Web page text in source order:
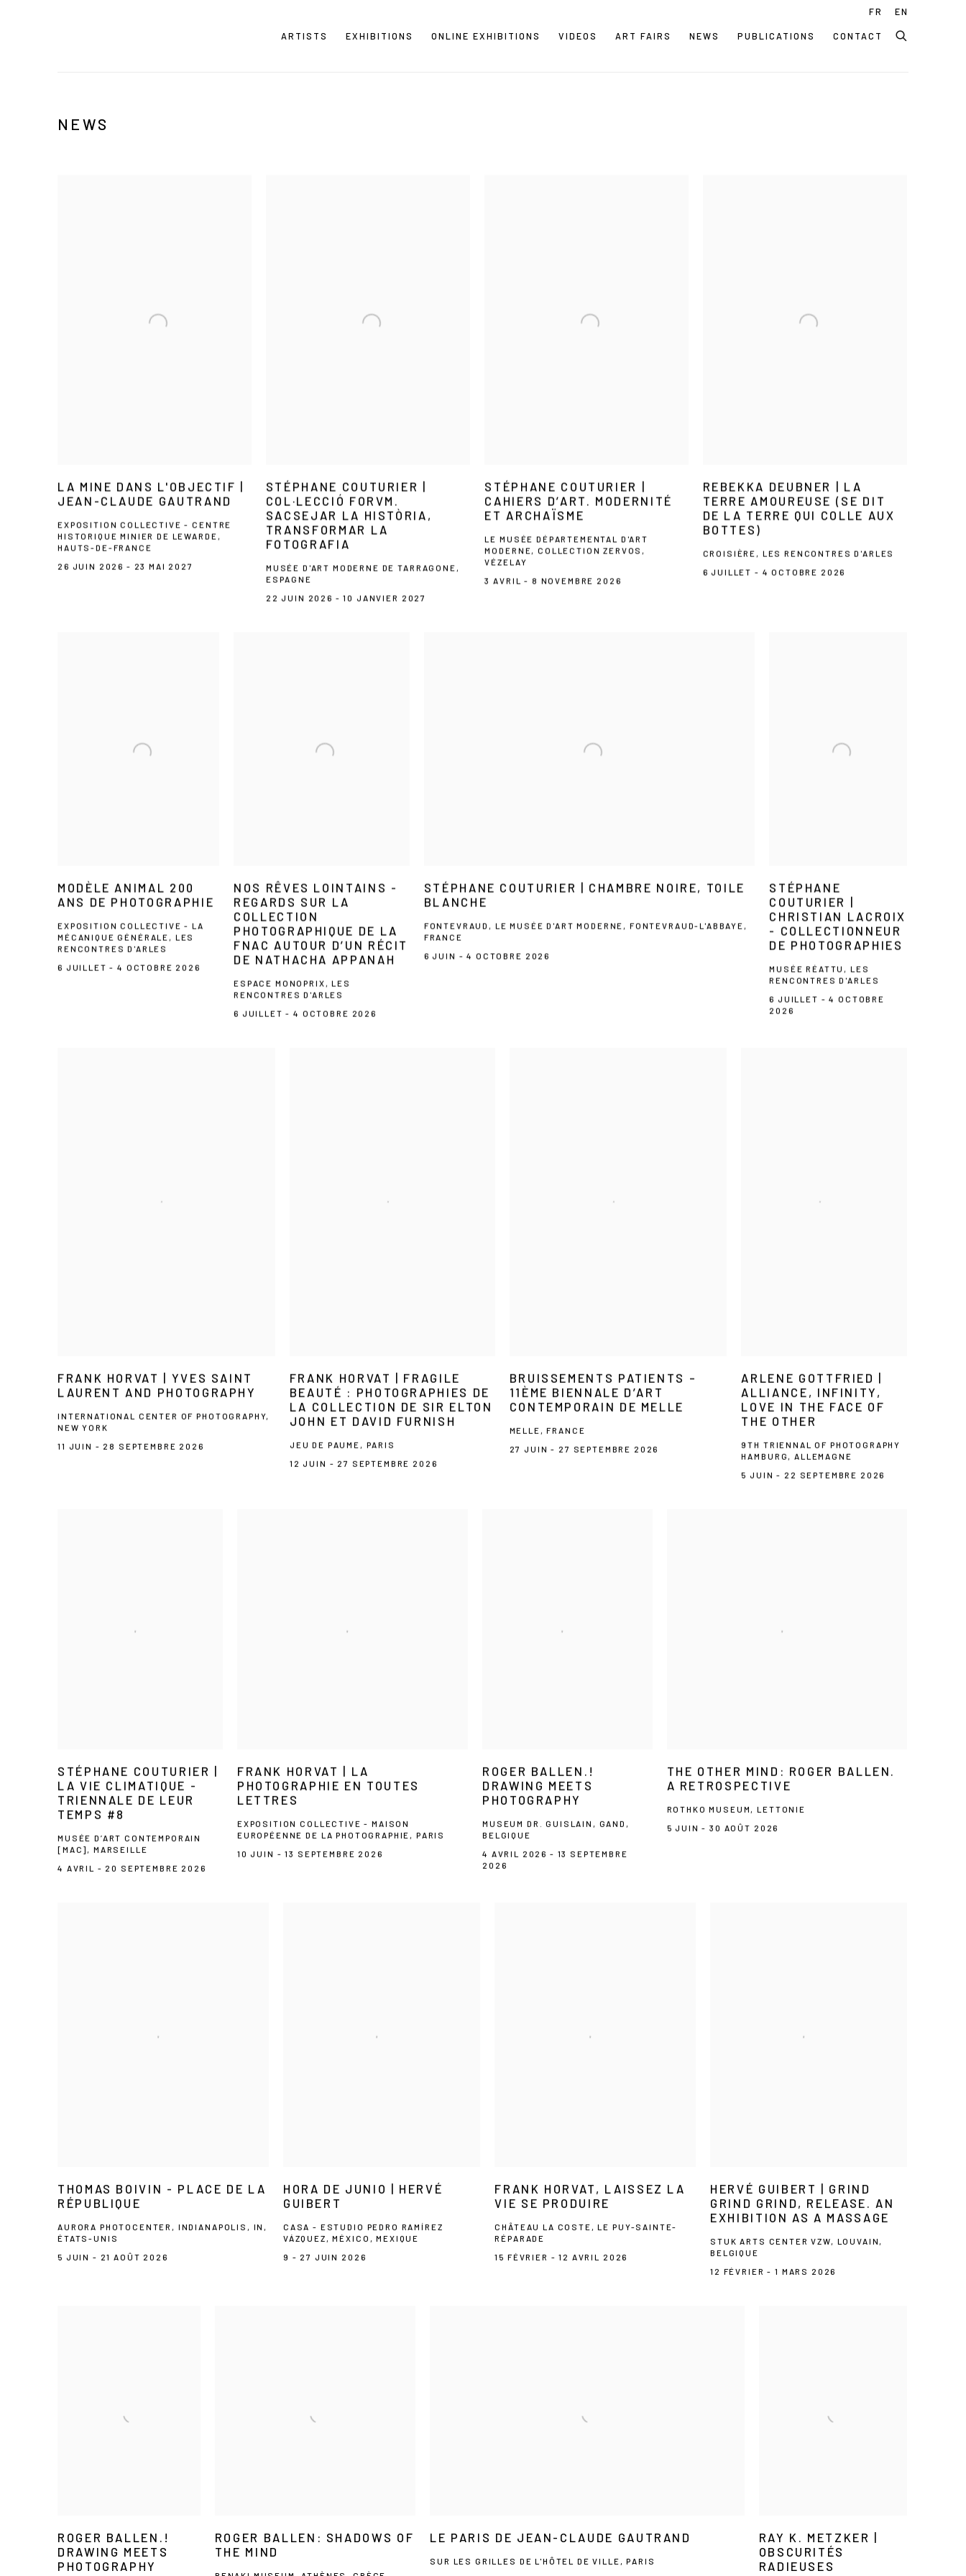
ARTISTS EXHIBITIONS ONLINE EXHIBITIONS VIDEOS ART FAIRS NEWS PUBLICATIONS CONTACT
FR EN
NEWS
LA MINE DANS L'OBJECTIF |
JEAN-CLAUDE GAUTRAND
EXPOSITION COLLECTIVE - CENTRE
HISTORIQUE MINIER DE LEWARDE,
HAUTS-DE-FRANCE
26 JUIN 2026 - 23 MAI 2027
STÉPHANE COUTURIER |
COL·LECCIÓ FORVM.
SACSEJAR LA HISTÒRIA,
TRANSFORMAR LA
FOTOGRAFIA
MUSÉE D'ART MODERNE DE TARRAGONE,
ESPAGNE
22 JUIN 2026 - 10 JANVIER 2027
STÉPHANE COUTURIER |
CAHIERS D’ART. MODERNITÉ
ET ARCHAÏSME
LE MUSÉE DÉPARTEMENTAL D'ART
MODERNE, COLLECTION ZERVOS,
VÉZELAY
3 AVRIL - 8 NOVEMBRE 2026
REBEKKA DEUBNER | LA
TERRE AMOUREUSE (SE DIT
DE LA TERRE QUI COLLE AUX
BOTTES)
CROISIÈRE, LES RENCONTRES D'ARLES
6 JUILLET - 4 OCTOBRE 2026
MODÈLE ANIMAL 200
ANS DE PHOTOGRAPHIE
EXPOSITION COLLECTIVE - LA
MÉCANIQUE GÉNÉRALE, LES
RENCONTRES D'ARLES
6 JUILLET - 4 OCTOBRE 2026
NOS RÊVES LOINTAINS -
REGARDS SUR LA
COLLECTION
PHOTOGRAPHIQUE DE LA
FNAC AUTOUR D’UN RÉCIT
DE NATHACHA APPANAH
ESPACE MONOPRIX, LES
RENCONTRES D'ARLES
6 JUILLET - 4 OCTOBRE 2026
STÉPHANE COUTURIER | CHAMBRE NOIRE, TOILE
BLANCHE
FONTEVRAUD, LE MUSÉE D'ART MODERNE, FONTEVRAUD-L'ABBAYE,
FRANCE
6 JUIN - 4 OCTOBRE 2026
STÉPHANE
COUTURIER |
CHRISTIAN LACROIX
- COLLECTIONNEUR
DE PHOTOGRAPHIES
MUSÉE RÉATTU, LES
RENCONTRES D'ARLES
6 JUILLET - 4 OCTOBRE
2026
FRANK HORVAT | YVES SAINT
LAURENT AND PHOTOGRAPHY
INTERNATIONAL CENTER OF PHOTOGRAPHY,
NEW YORK
11 JUIN - 28 SEPTEMBRE 2026
FRANK HORVAT | FRAGILE
BEAUTÉ : PHOTOGRAPHIES DE
LA COLLECTION DE SIR ELTON
JOHN ET DAVID FURNISH
JEU DE PAUME, PARIS
12 JUIN - 27 SEPTEMBRE 2026
BRUISSEMENTS PATIENTS –
11ÈME BIENNALE D’ART
CONTEMPORAIN DE MELLE
MELLE, FRANCE
27 JUIN - 27 SEPTEMBRE 2026
ARLENE GOTTFRIED |
ALLIANCE, INFINITY,
LOVE IN THE FACE OF
THE OTHER
9TH TRIENNAL OF PHOTOGRAPHY
HAMBURG, ALLEMAGNE
5 JUIN - 22 SEPTEMBRE 2026
STÉPHANE COUTURIER |
LA VIE CLIMATIQUE -
TRIENNALE DE LEUR
TEMPS #8
MUSÉE D’ART CONTEMPORAIN
[MAC], MARSEILLE
4 AVRIL - 20 SEPTEMBRE 2026
FRANK HORVAT | LA
PHOTOGRAPHIE EN TOUTES
LETTRES
EXPOSITION COLLECTIVE - MAISON
EUROPÉENNE DE LA PHOTOGRAPHIE, PARIS
10 JUIN - 13 SEPTEMBRE 2026
ROGER BALLEN.!
DRAWING MEETS
PHOTOGRAPHY
MUSEUM DR. GUISLAIN, GAND,
BELGIQUE
4 AVRIL 2026 - 13 SEPTEMBRE
2026
THE OTHER MIND: ROGER BALLEN.
A RETROSPECTIVE
ROTHKO MUSEUM, LETTONIE
5 JUIN - 30 AOÛT 2026
THOMAS BOIVIN - PLACE DE LA
RÉPUBLIQUE
AURORA PHOTOCENTER, INDIANAPOLIS, IN,
ÉTATS-UNIS
5 JUIN - 21 AOÛT 2026
HORA DE JUNIO | HERVÉ
GUIBERT
CASA - ESTUDIO PEDRO RAMÍREZ
VÁZQUEZ, MÉXICO, MEXIQUE
9 - 27 JUIN 2026
FRANK HORVAT, LAISSEZ LA
VIE SE PRODUIRE
CHÂTEAU LA COSTE, LE PUY-SAINTE-
RÉPARADE
15 FÉVRIER - 12 AVRIL 2026
HERVÉ GUIBERT | GRIND
GRIND GRIND, RELEASE. AN
EXHIBITION AS A MASSAGE
STUK ARTS CENTER VZW, LOUVAIN,
BELGIQUE
12 FÉVRIER - 1 MARS 2026
ROGER BALLEN.!
DRAWING MEETS
PHOTOGRAPHY
ROGER BALLEN: SHADOWS OF
THE MIND
LE PARIS DE JEAN-CLAUDE GAUTRAND
SUR LES GRILLES DE L'HÔTEL DE VILLE, PARIS
RAY K. METZKER |
OBSCURITÉS
RADIEUSES